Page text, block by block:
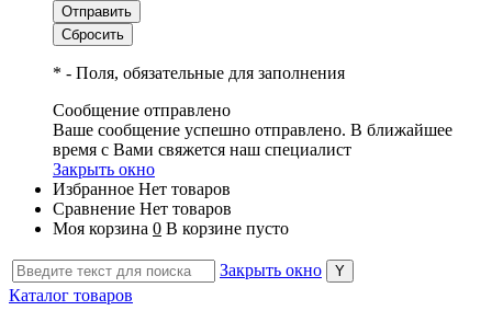
* - Поля, обязательные для заполнения
Сообщение отправлено
Ваше сообщение успешно отправлено. В ближайшее
время с Вами свяжется наш специалист
Закрыть окно
Избранное Нет товаров
Сравнение Нет товаров
Моя корзина 0 В корзине пусто
Закрыть окно
Каталог товаров